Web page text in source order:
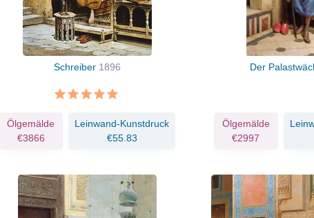
Schreiber 1896
Ölgemälde
€3866
Leinwand-Kunstdruck
€55.83
Der
Ölgemälde
€2997